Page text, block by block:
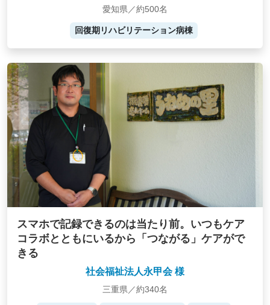
愛知県／約500名
回復期リハビリテーション病棟
スマホで記録できるのは当たり前。いつもケア
コラボとともにいるから「つながる」ケアがで
きる
社会福祉法人永甲会 様
三重県／約340名